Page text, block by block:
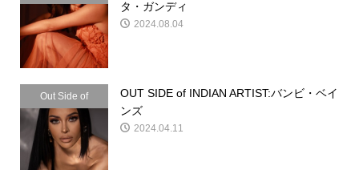
タ・ガンディ
2024.08.04
Out Side of
Indian
OUT SIDE of INDIAN ARTIST:バンビ・ベイ
ンズ
2024.04.11